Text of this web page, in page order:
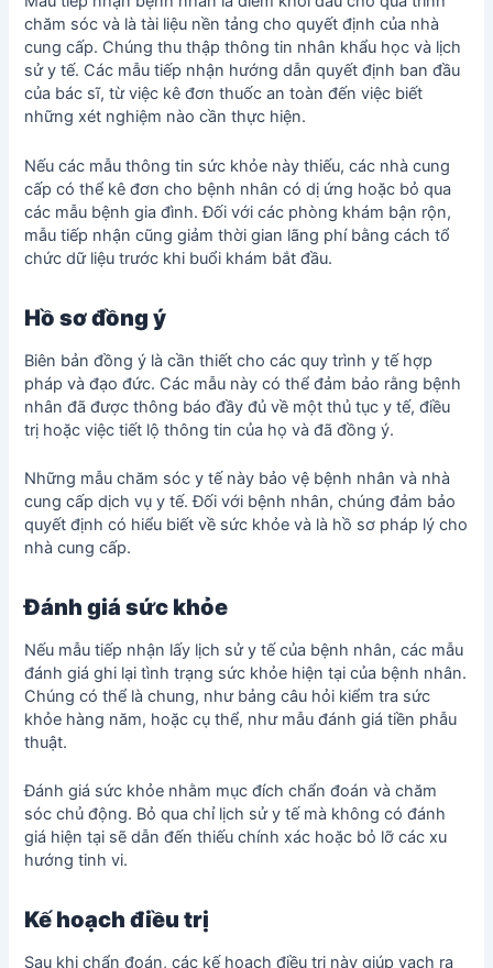
chăm sóc và là tài liệu nền tảng cho quyết định của nhà
cung cấp. Chúng thu thập thông tin nhân khẩu học và lịch
sử y tế. Các mẫu tiếp nhận hướng dẫn quyết định ban đầu
của bác sĩ, từ việc kê đơn thuốc an toàn đến việc biết
những xét nghiệm nào cần thực hiện.
Nếu các mẫu thông tin sức khỏe này thiếu, các nhà cung
cấp có thể kê đơn cho bệnh nhân có dị ứng hoặc bỏ qua
các mẫu bệnh gia đình. Đối với các phòng khám bận rộn,
mẫu tiếp nhận cũng giảm thời gian lãng phí bằng cách tổ
chức dữ liệu trước khi buổi khám bắt đầu.
Hồ sơ đồng ý
Biên bản đồng ý là cần thiết cho các quy trình y tế hợp
pháp và đạo đức. Các mẫu này có thể đảm bảo rằng bệnh
nhân đã được thông báo đầy đủ về một thủ tục y tế, điều
trị hoặc việc tiết lộ thông tin của họ và đã đồng ý.
Những mẫu chăm sóc y tế này bảo vệ bệnh nhân và nhà
cung cấp dịch vụ y tế. Đối với bệnh nhân, chúng đảm bảo
quyết định có hiểu biết về sức khỏe và là hồ sơ pháp lý cho
nhà cung cấp.
Đánh giá sức khỏe
Nếu mẫu tiếp nhận lấy lịch sử y tế của bệnh nhân, các mẫu
đánh giá ghi lại tình trạng sức khỏe hiện tại của bệnh nhân.
Chúng có thể là chung, như bảng câu hỏi kiểm tra sức
khỏe hàng năm, hoặc cụ thể, như mẫu đánh giá tiền phẫu
thuật.
Đánh giá sức khỏe nhằm mục đích chẩn đoán và chăm
sóc chủ động. Bỏ qua chỉ lịch sử y tế mà không có đánh
giá hiện tại sẽ dẫn đến thiếu chính xác hoặc bỏ lỡ các xu
hướng tinh vi.
Kế hoạch điều trị
Sau khi chẩn đoán, các kế hoạch điều trị này giúp vạch ra